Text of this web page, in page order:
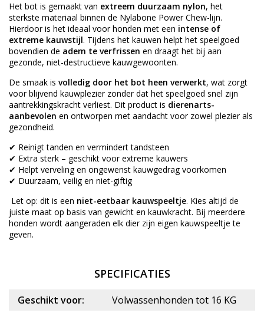
Het bot is gemaakt van extreem duurzaam nylon, het
sterkste materiaal binnen de Nylabone Power Chew-lijn.
Hierdoor is het ideaal voor honden met een intense of
extreme kauwstijl. Tijdens het kauwen helpt het speelgoed
bovendien de adem te verfrissen en draagt het bij aan
gezonde, niet-destructieve kauwgewoonten.
De smaak is volledig door het bot heen verwerkt, wat zorgt
voor blijvend kauwplezier zonder dat het speelgoed snel zijn
aantrekkingskracht verliest. Dit product is dierenarts-
aanbevolen en ontworpen met aandacht voor zowel plezier als
gezondheid.
✔ Reinigt tanden en vermindert tandsteen
✔ Extra sterk – geschikt voor extreme kauwers
✔ Helpt verveling en ongewenst kauwgedrag voorkomen
✔ Duurzaam, veilig en niet-giftig
Let op: dit is een niet-eetbaar kauwspeeltje. Kies altijd de
juiste maat op basis van gewicht en kauwkracht. Bij meerdere
honden wordt aangeraden elk dier zijn eigen kauwspeeltje te
geven.
SPECIFICATIES
Geschikt voor:
Volwassenhonden tot 16 KG